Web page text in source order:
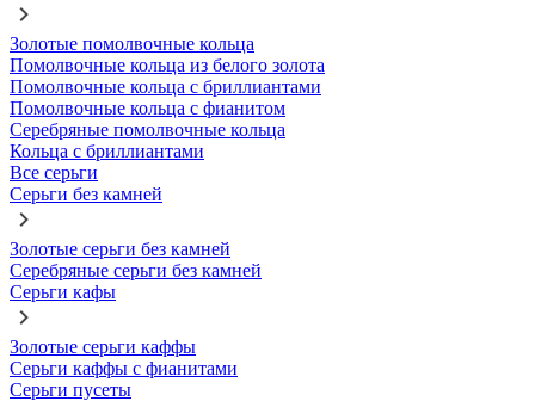
Золотые помолвочные кольца
Помолвочные кольца из белого золота
Помолвочные кольца с бриллиантами
Помолвочные кольца с фианитом
Серебряные помолвочные кольца
Кольца с бриллиантами
Все серьги
Серьги без камней
Золотые серьги без камней
Серебряные серьги без камней
Серьги кафы
Золотые серьги каффы
Серьги каффы с фианитами
Серьги пусеты